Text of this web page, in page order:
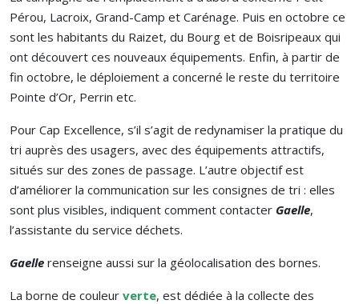
Pérou, Lacroix, Grand-Camp et Carénage. Puis en octobre ce
sont les habitants du Raizet, du Bourg et de Boisripeaux qui
ont découvert ces nouveaux équipements. Enfin, à partir de
fin octobre, le déploiement a concerné le reste du territoire
Pointe d’Or, Perrin etc.
Pour Cap Excellence, s’il s’agit de redynamiser la pratique du
tri auprès des usagers, avec des équipements attractifs,
situés sur des zones de passage. L’autre objectif est
d’améliorer la communication sur les consignes de tri : elles
sont plus visibles, indiquent comment contacter Gaelle,
l’assistante du service déchets.
Gaelle renseigne aussi sur la géolocalisation des bornes.
La borne de couleur verte, est dédiée à la collecte des